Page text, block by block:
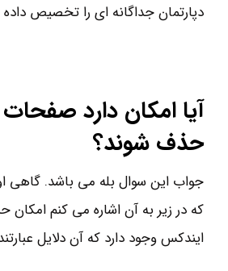
دپارتمان جداگانه ای را تخصیص داده
آیا امکان دارد
حذف شوند؟
جواب این سوال بله می باشد. گاهی
که در زیر به آن اشاره می کنم
ایندکس وجود دارد که آن دلایل